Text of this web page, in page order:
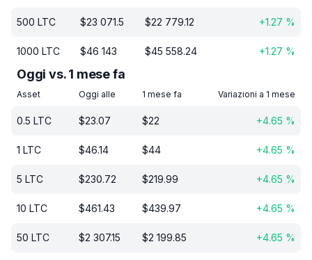
500 LTC $23 071.5 $22 779.12 +1.27 %
1000 LTC $46 143 $45 558.24 +1.27 %
Oggi vs. 1 mese fa
Asset Oggi alle 1 mese fa Variazioni a 1 mese
0.5 LTC $23.07 $22 +4.65 %
1 LTC $46.14 $44 +4.65 %
5 LTC $230.72 $219.99 +4.65 %
10 LTC $461.43 $439.97 +4.65 %
50 LTC $2 307.15 $2 199.85 +4.65 %